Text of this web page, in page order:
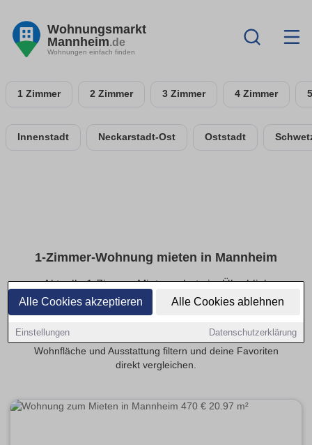
Alle Cookies akzeptieren Alle Cookies ablehnen
Einstellungen Datenschutzerklärung
Wohnungsmarkt
Mannheim.de
Wohnungen einfach finden
1 Zimmer 2 Zimmer 3 Zimmer 4 Zimmer
Innenstadt Neckarstadt-Ost Oststadt
1-Zimmer-Wohnung mieten in Mannheim
Aktuelle 1-Zimmer-Mietangebote im Überblick
Finde deine 1-Zimmer-Wohnung in Mannheim – ideal für
Mannheim.de kannst du aktuelle Angebote nach Mietpreis,
Wohnfläche und Ausstattung filtern und deine Favoriten
direkt vergleichen.